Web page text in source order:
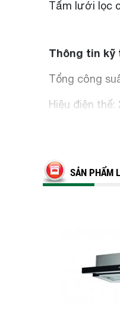
Tấm lưới lọc
Thông tin kỹ
Tổng công
Hiệu điện thế:
Chiều dài
90cm: 898R x
SẢN PHẨM